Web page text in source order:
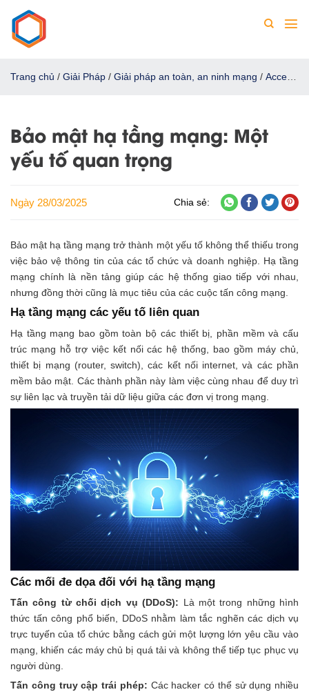
đến
nội
Trang chủ / Giải Pháp / Giải pháp an toàn, an ninh mạng / Access
Bảo mật hạ tầng mạng: Một
yếu tố quan trọng
Ngày 28/03/2025 Chia sẻ:
Bảo mật hạ tầng mạng trở thành một yếu tố không thể thiếu trong
việc bảo vệ thông tin của các tổ chức và doanh nghiệp. Hạ tầng
mạng chính là nền tảng giúp các hệ thống giao tiếp với nhau,
nhưng đồng thời cũng là mục tiêu của các cuộc tấn công mạng.
Hạ tầng mạng các yếu tố liên quan
Hạ tầng mạng bao gồm toàn bộ các thiết bị, phần mềm và cấu
trúc mạng hỗ trợ việc kết nối các hệ thống, bao gồm máy chủ,
thiết bị mạng (router, switch), các kết nối internet, và các phần
mềm bảo mật. Các thành phần này làm việc cùng nhau để duy trì
sự liên lạc và truyền tải dữ liệu giữa các đơn vị trong mạng.
Các mối đe dọa đối với hạ tầng mạng
Tấn công từ chối dịch vụ (DDoS): Là một trong những hình
thức tấn công phổ biến, DDoS nhằm làm tắc nghẽn các dịch vụ
trực tuyến của tổ chức bằng cách gửi một lượng lớn yêu cầu vào
mạng, khiến các máy chủ bị quá tải và không thể tiếp tục phục vụ
người dùng.
Tấn công truy cập trái phép: Các hacker có thể sử dụng nhiều